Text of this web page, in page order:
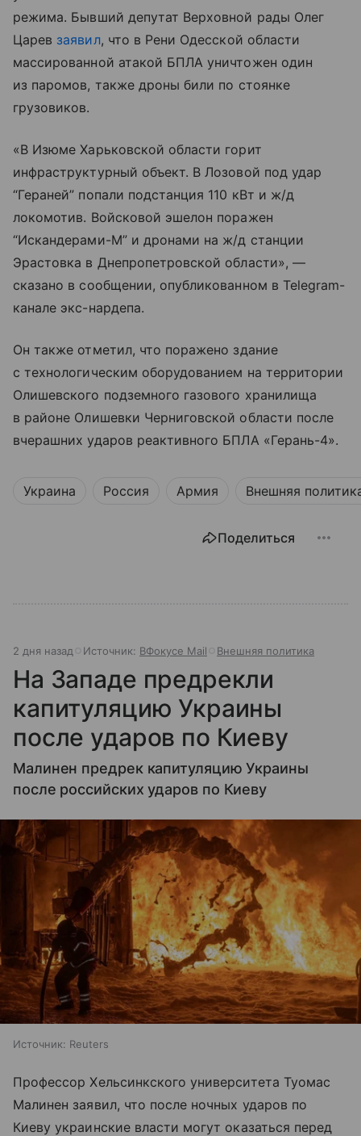
режима. Бывший депутат Верховной рады Олег
Царев заявил, что в Рени Одесской области
массированной атакой БПЛА уничтожен один
из паромов, также дроны били по стоянке
грузовиков.
«В Изюме Харьковской области горит
инфраструктурный объект. В Лозовой под удар
“Гераней” попали подстанция 110 кВт и ж/д
локомотив. Войсковой эшелон поражен
“Искандерами-М” и дронами на ж/д станции
Эрастовка в Днепропетровской области», —
сказано в сообщении, опубликованном в Telegram-
канале экс-нардепа.
Он также отметил, что поражено здание
с технологическим оборудованием на территории
Олишевского подземного газового хранилища
в районе Олишевки Черниговской области после
вчерашних ударов реактивного БПЛА «Герань-4».
Украина Россия Армия Внешняя
Поделиться
2 дня назад Источник: ВФокусе Mail Внешняя политика
На Западе предрекли
капитуляцию Украины
после ударов по Киеву
Малинен предрек капитуляцию Украины
после российских ударов по Киеву
Источник: Reuters
Профессор Хельсинкского университета Туомас
Малинен заявил, что после ночных ударов по
Киеву украинские власти могут оказаться перед